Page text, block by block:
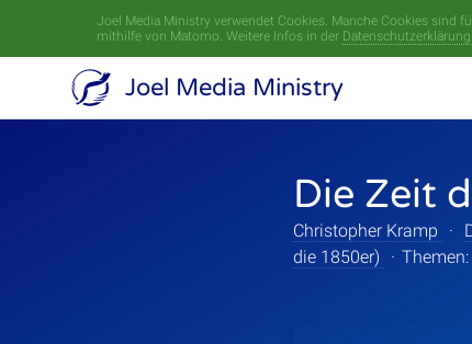
Joel Media Ministry verwendet Cookies. Manche Cookies sind
mithilfe von Matomo. Weitere Infos in der Datenschutzerklärung
Joel Media Ministry
Die Zeit
Christopher Kramp ·
die 1850er)
· Themen: